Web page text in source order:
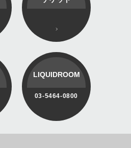
LIQUIDROOM
03-5464-0800